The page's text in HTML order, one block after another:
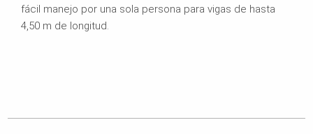
fácil manejo por una sola persona para vigas de hasta
4,50 m de longitud.